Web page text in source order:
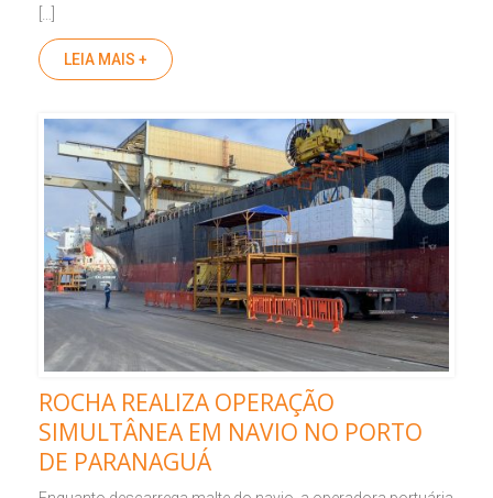
LEIA MAIS +
ROCHA REALIZA OPERAÇÃO
SIMULTÂNEA EM NAVIO NO PORTO
DE PARANAGUÁ